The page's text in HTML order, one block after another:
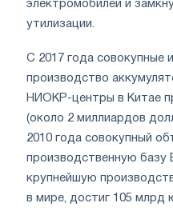
электромобилей и
утилизации.
С 2017 года совокупные
производство
НИОКР-центры в Китае
(около 2 миллиардов
2010 года совокупный
производственную базу
крупнейшую
в мире, достиг 105 млрд